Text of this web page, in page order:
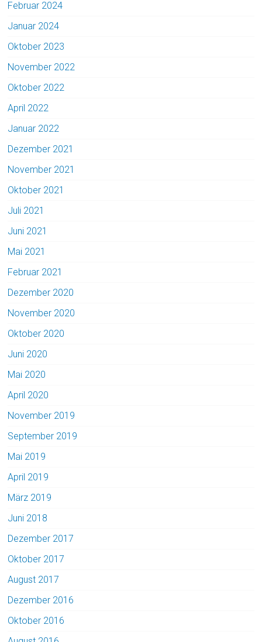
Februar 2024
Januar 2024
Oktober 2023
November 2022
Oktober 2022
April 2022
Januar 2022
Dezember 2021
November 2021
Oktober 2021
Juli 2021
Juni 2021
Mai 2021
Februar 2021
Dezember 2020
November 2020
Oktober 2020
Juni 2020
Mai 2020
April 2020
November 2019
September 2019
Mai 2019
April 2019
März 2019
Juni 2018
Dezember 2017
Oktober 2017
August 2017
Dezember 2016
Oktober 2016